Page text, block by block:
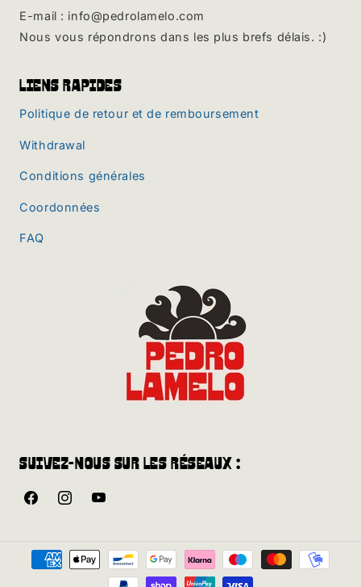
E-mail : info@pedrolamelo.com
Nous vous répondrons dans les plus brefs délais. :)
Liens rapides
Politique de retour et de remboursement
Withdrawal
Conditions générales
Coordonnées
FAQ
Suivez-nous sur les réseaux :
FacebookInstagramYouTube
Méthodes